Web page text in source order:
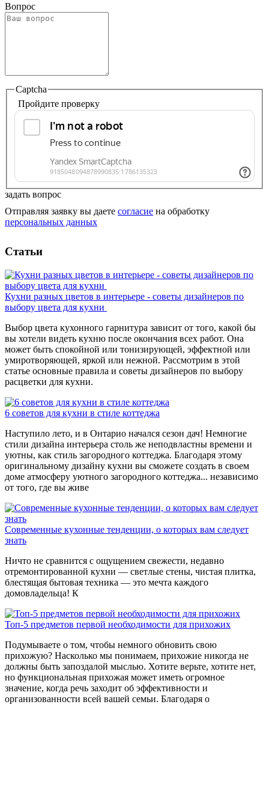
Вопрос
Captcha
Пройдите проверку
задать вопрос
Отправляя заявку вы даете согласие на обработку
персональных данных
Статьи
Кухни разных цветов в интерьере - советы дизайнеров по
выбору цвета для кухни
Выбор цвета кухонного гарнитура зависит от того, какой бы
вы хотели видеть кухню после окончания всех работ. Она
может быть спокойной или тонизирующей, эффектной или
умиротворяющей, яркой или нежной. Рассмотрим в этой
статье основные правила и советы дизайнеров по выбору
расцветки для кухни.
6 советов для кухни в стиле коттеджа
Наступило лето, и в Онтарио начался сезон дач! Немногие
стили дизайна интерьера столь же неподвластны времени и
уютны, как стиль загородного коттеджа. Благодаря этому
оригинальному дизайну кухни вы сможете создать в своем
доме атмосферу уютного загородного коттеджа... независимо
от того, где вы живе
Современные кухонные тенденции, о которых вам следует
знать
Ничто не сравнится с ощущением свежести, недавно
отремонтированной кухни — светлые стены, чистая плитка,
блестящая бытовая техника — это мечта каждого
домовладельца! К
Топ-5 предметов первой необходимости для прихожих
Подумываете о том, чтобы немного обновить свою
прихожую? Насколько мы понимаем, прихожие никогда не
должны быть запоздалой мыслью. Хотите верьте, хотите нет,
но функциональная прихожая может иметь огромное
значение, когда речь заходит об эффективности и
организованности всей вашей семьи. Благодаря о